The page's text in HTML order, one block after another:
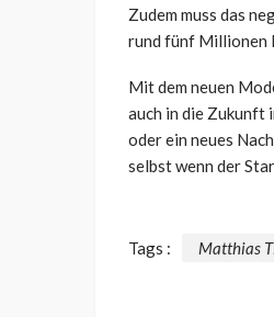
Zudem muss das
rund fünf Millionen
Mit dem neuen
auch in die Zukunft
oder ein neues
selbst wenn der
Tags : Matthias